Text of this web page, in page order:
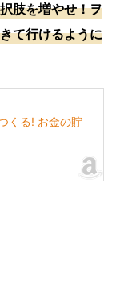
肢を増やせ！ヲ
て行けるように
くる! お金の貯